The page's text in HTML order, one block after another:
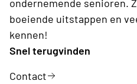
ondernemende senioren.
boeiende uitstappen en
kennen!
Snel terugvinden
Contact